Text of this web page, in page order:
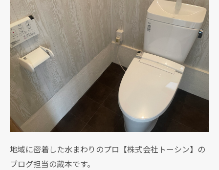
地域に密着した水まわりのプロ【株式会社トーシン】の
ブログ担当の蔵本です。